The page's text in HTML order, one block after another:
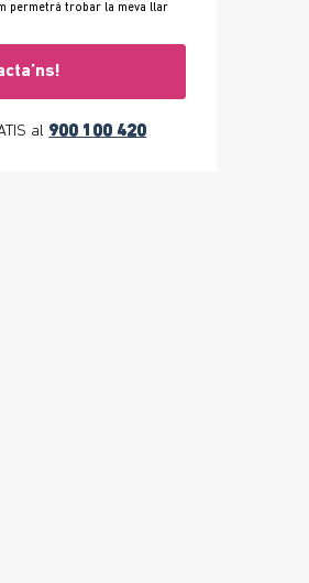
permetrà trobar la meva llar
al 900 100 420